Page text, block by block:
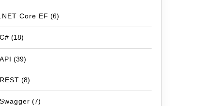
.NET Core EF (6)
C# (18)
API (39)
REST (8)
Swagger (7)